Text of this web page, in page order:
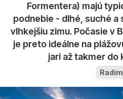
Formentera) majú
podnebie - dlhé, suché a
vlhkejšiu zimu. Počasie v
je preto ideálne na
jari až takmer do